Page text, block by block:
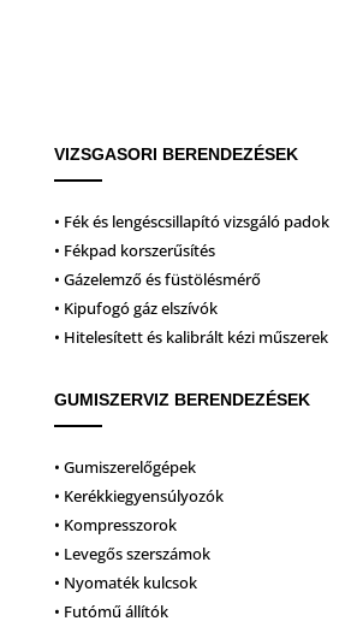
VIZSGASORI BERENDEZÉSEK
• Fék és lengéscsillapító vizsgáló padok
• Fékpad korszerűsítés
• Gázelemző és füstölésmérő
• Kipufogó gáz elszívók
• Hitelesített és kalibrált kézi műszerek
GUMISZERVIZ BERENDEZÉSEK
• Gumiszerelőgépek
• Kerékkiegyensúlyozók
• Kompresszorok
• Levegős szerszámok
• Nyomaték kulcsok
• Futómű állítók